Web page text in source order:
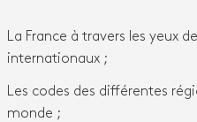
La France à travers les yeux
internationaux ;
Les codes des différentes
monde ;